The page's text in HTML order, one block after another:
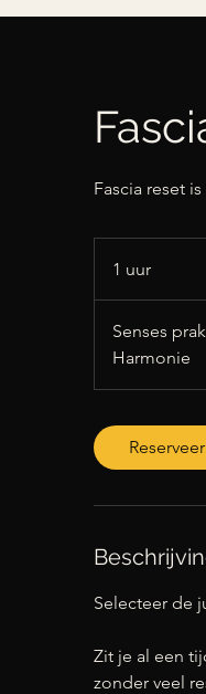
Fascia reset
1 uur
u
Senses
Harmonie
Reserveer
Selecteer de
Zit je al een
zonder veel